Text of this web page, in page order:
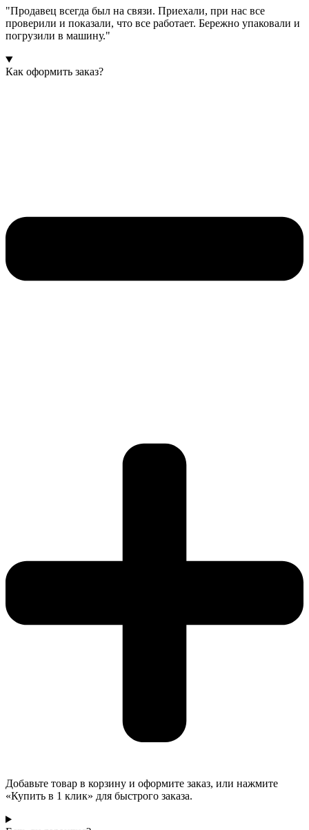
"Продавец всегда был на связи. Приехали, при нас все
проверили и показали, что все работает. Бережно упаковали и
погрузили в машину."
Как оформить заказ?
Добавьте товар в корзину и оформите заказ, или нажмите
«Купить в 1 клик» для быстрого заказа.